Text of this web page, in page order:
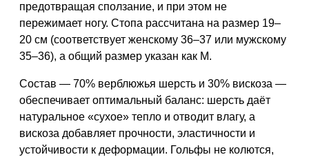
предотвращая сползание, и при этом не
пережимает ногу. Стопа рассчитана на размер 19–
20 см (соответствует женскому 36–37 или мужскому
35–36), а общий размер указан как M.
Состав — 70% верблюжья шерсть и 30% вискоза —
обеспечивает оптимальный баланс: шерсть даёт
натуральное «сухое» тепло и отводит влагу, а
вискоза добавляет прочности, эластичности и
устойчивости к деформации. Гольфы не колются,